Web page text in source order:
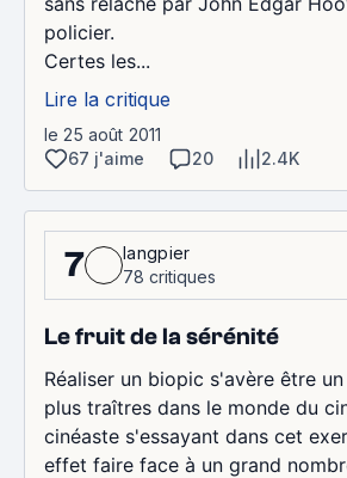
policier.
Certes les...
Lire la critique
le 25 août 2011
67 j'aime
20 2.4K
7
langpier
78 critiques
Le fruit de la sérénité
Réaliser un biopic s'avère être
plus traîtres dans le monde du
cinéaste s'essayant dans cet
effet faire face à un grand